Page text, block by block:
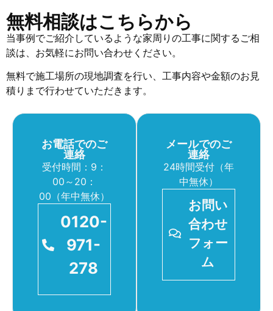
無料相談はこちらから
当事例でご紹介しているような家周りの工事に関するご相
談は、お気軽にお問い合わせください。
無料で施工場所の現地調査を行い、工事内容や金額のお見
積りまで行わせていただきます。
お電話でのご
連絡
受付時間：9：
00～20：
00（年中無休）
0120-
971-
278
メールでのご
連絡
24時間受付（年
中無休）
お問い
合わせ
フォー
ム